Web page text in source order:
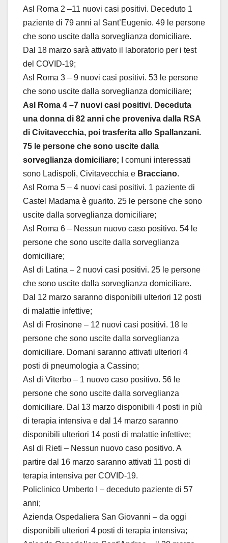
Asl Roma 2 –11 nuovi casi positivi. Deceduto 1
paziente di 79 anni al Sant’Eugenio. 49 le persone
che sono uscite dalla sorveglianza domiciliare.
Dal 18 marzo sarà attivato il laboratorio per i test
del COVID-19;
Asl Roma 3 – 9 nuovi casi positivi. 53 le persone
che sono uscite dalla sorveglianza domiciliare;
Asl Roma 4 –7 nuovi casi positivi. Deceduta
una donna di 82 anni che proveniva dalla RSA
di Civitavecchia, poi trasferita allo Spallanzani.
75 le persone che sono uscite dalla
sorveglianza domiciliare; I comuni interessati
sono Ladispoli, Civitavecchia e Bracciano.
Asl Roma 5 – 4 nuovi casi positivi. 1 paziente di
Castel Madama è guarito. 25 le persone che sono
uscite dalla sorveglianza domiciliare;
Asl Roma 6 – Nessun nuovo caso positivo. 54 le
persone che sono uscite dalla sorveglianza
domiciliare;
Asl di Latina – 2 nuovi casi positivi. 25 le persone
che sono uscite dalla sorveglianza domiciliare.
Dal 12 marzo saranno disponibili ulteriori 12 posti
di malattie infettive;
Asl di Frosinone – 12 nuovi casi positivi. 18 le
persone che sono uscite dalla sorveglianza
domiciliare. Domani saranno attivati ulteriori 4
posti di pneumologia a Cassino;
Asl di Viterbo – 1 nuovo caso positivo. 56 le
persone che sono uscite dalla sorveglianza
domiciliare. Dal 13 marzo disponibili 4 posti in più
di terapia intensiva e dal 14 marzo saranno
disponibili ulteriori 14 posti di malattie infettive;
Asl di Rieti – Nessun nuovo caso positivo. A
partire dal 16 marzo saranno attivati 11 posti di
terapia intensiva per COVID-19.
Policlinico Umberto I – deceduto paziente di 57
anni;
Azienda Ospedaliera San Giovanni – da oggi
disponibili ulteriori 4 posti di terapia intensiva;